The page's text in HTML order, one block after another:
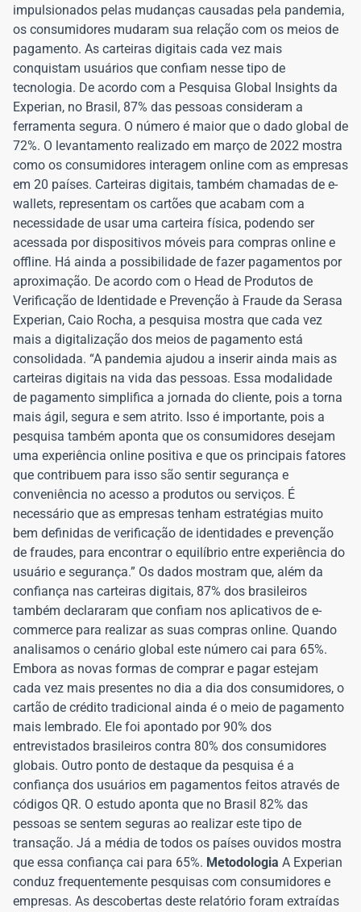
impulsionados pelas mudanças causadas pela pandemia,
os consumidores mudaram sua relação com os meios de
pagamento. As carteiras digitais cada vez mais
conquistam usuários que confiam nesse tipo de
tecnologia. De acordo com a Pesquisa Global Insights da
Experian, no Brasil, 87% das pessoas consideram a
ferramenta segura. O número é maior que o dado global de
72%. O levantamento realizado em março de 2022 mostra
como os consumidores interagem online com as empresas
em 20 países. Carteiras digitais, também chamadas de e-
wallets, representam os cartões que acabam com a
necessidade de usar uma carteira física, podendo ser
acessada por dispositivos móveis para compras online e
offline. Há ainda a possibilidade de fazer pagamentos por
aproximação. De acordo com o Head de Produtos de
Verificação de Identidade e Prevenção à Fraude da Serasa
Experian, Caio Rocha, a pesquisa mostra que cada vez
mais a digitalização dos meios de pagamento está
consolidada. “A pandemia ajudou a inserir ainda mais as
carteiras digitais na vida das pessoas. Essa modalidade
de pagamento simplifica a jornada do cliente, pois a torna
mais ágil, segura e sem atrito. Isso é importante, pois a
pesquisa também aponta que os consumidores desejam
uma experiência online positiva e que os principais fatores
que contribuem para isso são sentir segurança e
conveniência no acesso a produtos ou serviços. É
necessário que as empresas tenham estratégias muito
bem definidas de verificação de identidades e prevenção
de fraudes, para encontrar o equilíbrio entre experiência do
usuário e segurança.” Os dados mostram que, além da
confiança nas carteiras digitais, 87% dos brasileiros
também declararam que confiam nos aplicativos de e-
commerce para realizar as suas compras online. Quando
analisamos o cenário global este número cai para 65%.
Embora as novas formas de comprar e pagar estejam
cada vez mais presentes no dia a dia dos consumidores, o
cartão de crédito tradicional ainda é o meio de pagamento
mais lembrado. Ele foi apontado por 90% dos
entrevistados brasileiros contra 80% dos consumidores
globais. Outro ponto de destaque da pesquisa é a
confiança dos usuários em pagamentos feitos através de
códigos QR. O estudo aponta que no Brasil 82% das
pessoas se sentem seguras ao realizar este tipo de
transação. Já a média de todos os países ouvidos mostra
que essa confiança cai para 65%. Metodologia A Experian
conduz frequentemente pesquisas com consumidores e
empresas. As descobertas deste relatório foram extraídas